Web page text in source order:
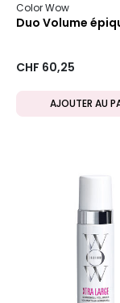
Color Wow
Duo Volume
CHF 60,25
AJOUTER AU